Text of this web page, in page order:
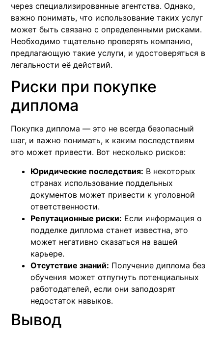
через специализированные агентства. Однако,
важно понимать, что использование таких услуг
может быть связано с определенными рисками.
Необходимо тщательно проверять компанию,
предлагающую такие услуги, и удостоверяться в
легальности её действий.
Риски при покупке
диплома
Покупка диплома — это не всегда безопасный
шаг, и важно понимать, к каким последствиям
это может привести. Вот несколько рисков:
Юридические последствия: В некоторых
странах использование поддельных
документов может привести к уголовной
ответственности.
Репутационные риски: Если информация о
подделке диплома станет известна, это
может негативно сказаться на вашей
карьере.
Отсутствие знаний: Получение диплома без
обучения может отпугнуть потенциальных
работодателей, если они заподозрят
недостаток навыков.
Вывод